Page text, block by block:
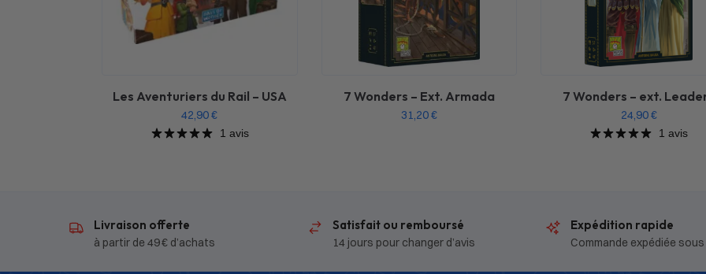
Les Aventuriers du Rail – USA
42,90€
1 avis
7 Wonders – Ext. Armada
31,20€
7 Wonders – ext.
24,90€
1 avis
Livraison offerte
à partir de 49 € d’achats
Satisfait ou remboursé
14 jours pour changer d’avis
Expédition rapide
Commande expédiée